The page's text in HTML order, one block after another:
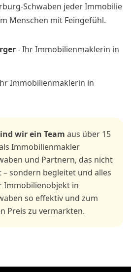
Schwaben jeder Immobilie
Menschen mit Feingefühl.
- Ihr Immobilienmaklerin in
Immobilienmaklerin in
wir ein Team aus über 15
Immobilienmakler
und Partnern, das nicht
sondern begleitet und alles
Immobilienobjekt in
so effektiv und zum
Preis zu vermarkten.